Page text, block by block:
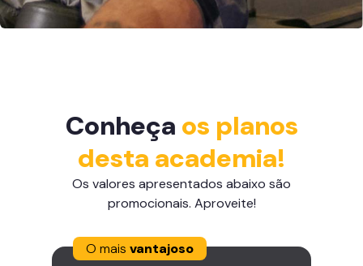
Conheça os planos
desta academia!
Os valores apresentados abaixo são
promocionais. Aproveite!
O mais vantajoso